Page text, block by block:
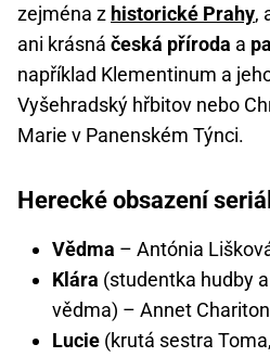
zejména z historické Prahy,
ani krásná česká příroda a
například Klementinum a
Vyšehradský hřbitov nebo
Marie v Panenském Týnci.
Herecké obsazení
Vědma – Antónia
Klára (studentka hudby
vědma) – Annet
Lucie (krutá sestra